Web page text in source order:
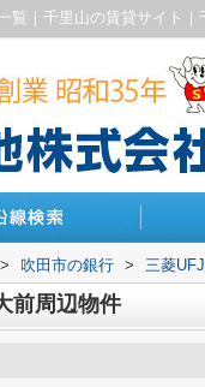
覧｜千里山の賃貸サイト｜
> 吹田市の銀行 > 三菱
前周辺物件